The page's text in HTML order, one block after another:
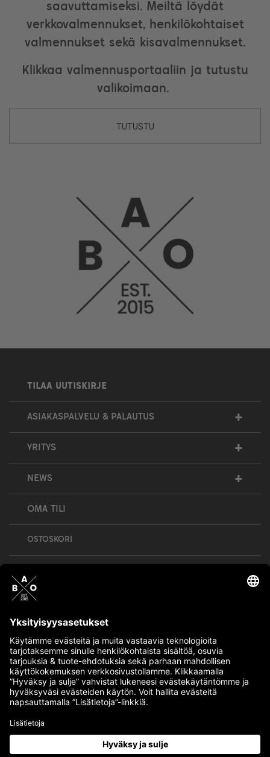
saavuttamiseksi. Meiltä löydät
verkkovalmennukset, henkilökohtaiset
valmennukset sekä kisavalmennukset.
Klikkaa valmennusportaaliin ja tutustu
valikoimaan.
TUTUSTU
TILAA UUTISKIRJE
ASIAKASPALVELU & PALAUTUS +
YRITYS +
NEWS +
OMA TILI
OSTOSKORI
Bull’s All Out is social – follow us and show
your passion!
BULLMENTULA.FI